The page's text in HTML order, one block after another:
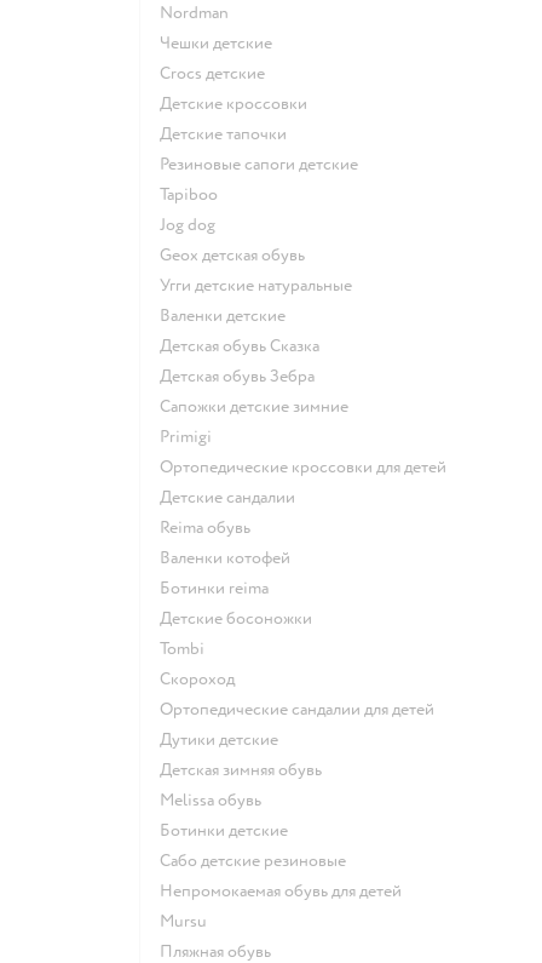
Nordman
Чешки детские
Crocs детские
Детские кроссовки
Детские тапочки
Резиновые сапоги детские
Tapiboo
Jog dog
Geox детская обувь
Угги детские натуральные
Валенки детские
Детская обувь Сказка
Детская обувь Зебра
Сапожки детские зимние
Primigi
Ортопедические кроссовки для детей
Детские сандалии
Reima обувь
Валенки котофей
Ботинки reima
Детские босоножки
Tombi
Скороход
Ортопедические сандалии для детей
Дутики детские
Детская зимняя обувь
Melissa обувь
Ботинки детские
Сабо детские резиновые
Непромокаемая обувь для детей
Mursu
Пляжная обувь